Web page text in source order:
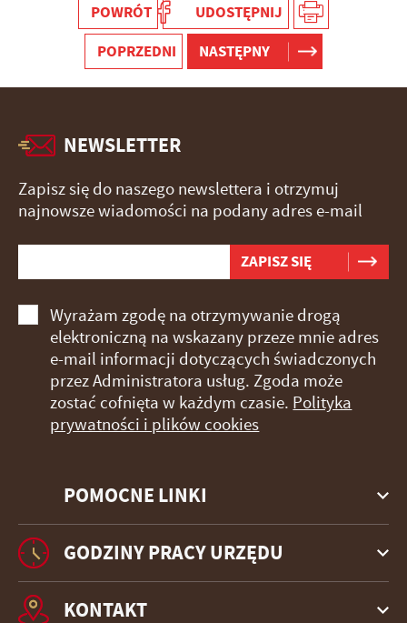
POWRÓT
UDOSTĘPNIJ
POPRZEDNI
NASTĘPNY
POMOCNE LINKI
NEWSLETTER
Zapisz się do naszego newslettera i otrzymuj
najnowsze wiadomości na podany adres e-mail
Wyrażam zgodę na otrzymywanie drogą
elektroniczną na wskazany przeze mnie adres
e-mail informacji dotyczących świadczonych
przez Administratora usług. Zgoda może
zostać cofnięta w każdym czasie. Polityka
prywatności i plików cookies
GODZINY PRACY URZĘDU
KONTAKT